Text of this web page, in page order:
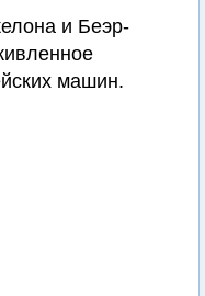
и Беэр-
машин.